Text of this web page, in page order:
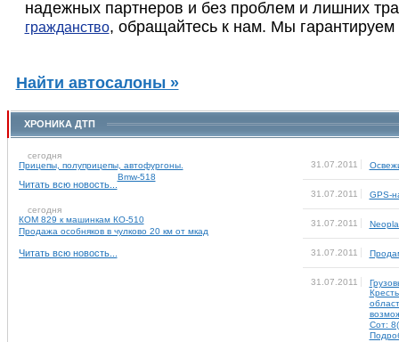
надежных партнеров и без проблем и лишних
гражданство, обращайтесь к нам. Мы гарантируем
Найти автосалоны »
ХРОНИКА ДТП
сегодня
Прицепы, полуприцепы, автофургоны.
Bmw-518
Читать всю новость...
сегодня
КОМ 829 к машинкам КО-510
Продажа особняков в чулково 20 км от мкад
Читать всю новость...
31.07.2011
31.07.2011 GPS-
31.07.2011
31.07.2011
31.07.2011
Сот: